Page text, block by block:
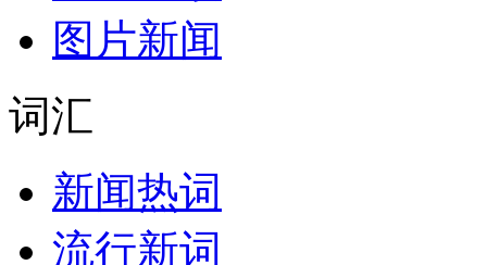
图片新闻
词汇
新闻热词
流行新词